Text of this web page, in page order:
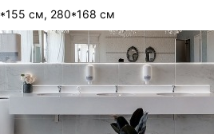
см, 280*168 см
материал для
(внешняя облицовка,
покрытия).
→ Декоративный
(столы, столешницы для